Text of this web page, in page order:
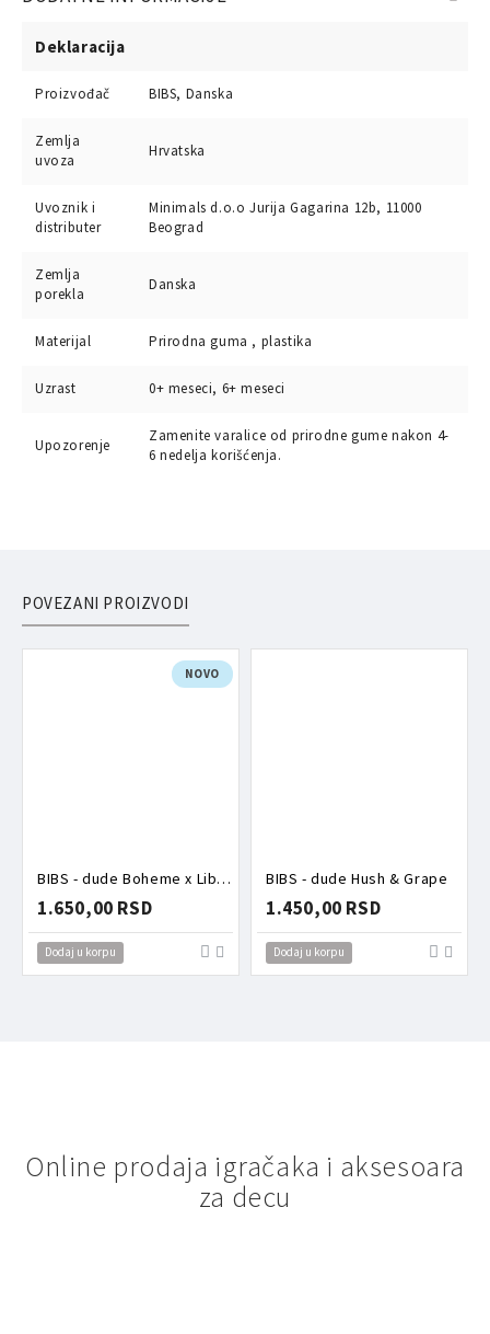
Deklaracija
Proizvođač BIBS, Danska
Zemlja
uvoza
Hrvatska
Uvoznik i
distributer
Minimals d.o.o Jurija Gagarina 12b, 11000
Beograd
Zemlja
porekla
Danska
Materijal Prirodna guma , plastika
Uzrast 0+ meseci, 6+ meseci
Upozorenje
Zamenite varalice od prirodne gume nakon 4-
6 nedelja korišćenja.
POVEZANI PROIZVODI
NOVO
BIBS - dude Boheme x Liberty Oscar Meadow Blossom mix
1.650,00 RSD
Dodaj u korpu
BIBS - dude Hush & Grape
1.450,00 RSD
Dodaj u korpu
Online prodaja igračaka i aksesoara
za decu